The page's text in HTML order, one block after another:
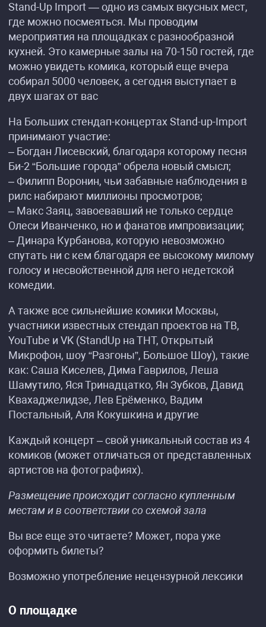
Stand-Up Import — одно из самых вкусных мест,
где можно посмеяться. Мы проводим
мероприятия на площадках с разнообразной
кухней. Это камерные залы на 70-150 гостей, где
можно увидеть комика, который еще вчера
собирал 5000 человек, а сегодня выступает в
двух шагах от вас
На Больших стендап-концертах Stand-up-Import
принимают участие:
– Богдан Лисевский, благодаря которому песня
Би-2 “Большие города” обрела новый смысл;
– Филипп Воронин, чьи забавные наблюдения в
рилс набирают миллионы просмотров;
– Макс Заяц, завоевавший не только сердце
Олеси Иванченко, но и фанатов импровизации;
– Динара Курбанова, которую невозможно
спутать ни с кем благодаря ее высокому милому
голосу и несвойственной для него недетской
комедии.
А также все сильнейшие комики Москвы,
участники известных стендап проектов на ТВ,
YouTube и VK (StandUp на ТНТ, Открытый
Микрофон, шоу “Разгоны”, Большое Шоу), такие
как: Саша Киселев, Дима Гаврилов, Леша
Шамутило, Яся Тринадцатко, Ян Зубков, Давид
Квахаджелидзе, Лев Ерёменко, Вадим
Постальный, Аля Кокушкина и другие
Каждый концерт – свой уникальный состав из 4
комиков (может отличаться от представленных
артистов на фотографиях).
Размещение происходит согласно купленным
местам и в соответствии со схемой зала
Вы все еще это читаете? Может, пора уже
оформить билеты?
Возможно употребление нецензурной лексики
О площадке